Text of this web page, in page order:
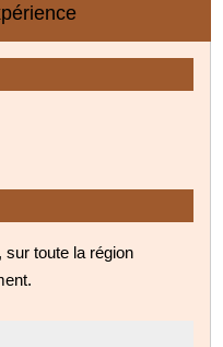
toute la région